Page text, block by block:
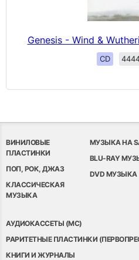
Genesis - Wind &
CD
ВИНИЛОВЫЕ
ПЛАСТИНКИ
ПОП, РОК, ДЖАЗ
КЛАССИЧЕСКАЯ
МУЗЫКА
МУЗЫКА НА
BLU-RAY
DVD МУЗЫКА
АУДИОКАССЕТЫ (MC)
РАРИТЕТНЫЕ ПЛАСТИНКИ
КНИГИ И ЖУРНАЛЫ